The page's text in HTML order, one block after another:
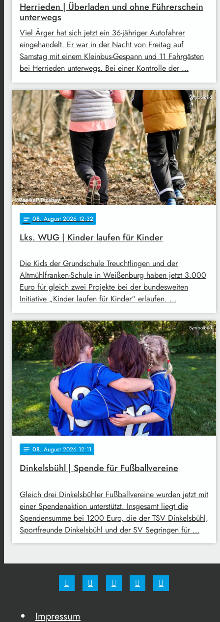
Herrieden | Überladen und ohne Führerschein
unterwegs
Viel Ärger hat sich jetzt ein 36-jähriger Autofahrer
eingehandelt. Er war in der Nacht von Freitag auf
Samstag mit einem Kleinbus-Gespann und 11 Fahrgästen
bei Herrieden unterwegs. Bei einer Kontrolle der …
Symbolbild
notes 08. August 2026 12:32
Lks. WUG | Kinder laufen für Kinder
Die Kids der Grundschule Treuchtlingen und der
Altmühlfranken-Schule in Weißenburg haben jetzt 3.000
Euro für gleich zwei Projekte bei der bundesweiten
Initiative „Kinder laufen für Kinder“ erlaufen. …
Symbolbild
notes 08. August 2026 12:11
Dinkelsbühl | Spende für Fußballvereine
Gleich drei Dinkelsbühler Fußballvereine wurden jetzt mit
einer Spendenaktion unterstützt. Insgesamt liegt die
Spendensumme bei 1200 Euro, die der TSV Dinkelsbühl,
Sportfreunde Dinkelsbühl und der SV Segringen für …
Impressum